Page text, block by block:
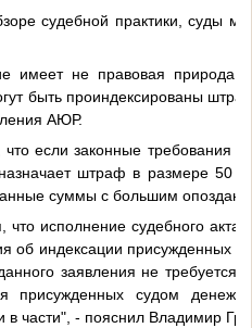
судебной практики, суды
имеет не правовая природа
быть проиндексированы
АЮР.
если законные требования
штраф в размере 50
суммы с большим
что исполнение судебного
об индексации присужденных
заявления не
присужденных судом
в части", - пояснил Владимир